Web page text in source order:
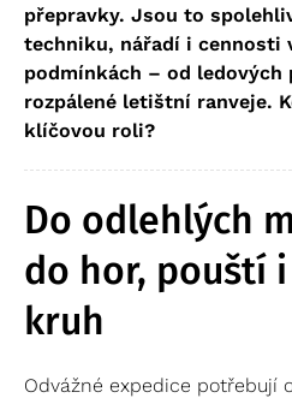
přepravky. Jsou to
techniku, nářadí i cennosti
podmínkách – od
rozpálené letištní ranveje.
klíčovou roli?
Do odlehlých
do hor, pouští
kruh
Odvážné expedice potřebují